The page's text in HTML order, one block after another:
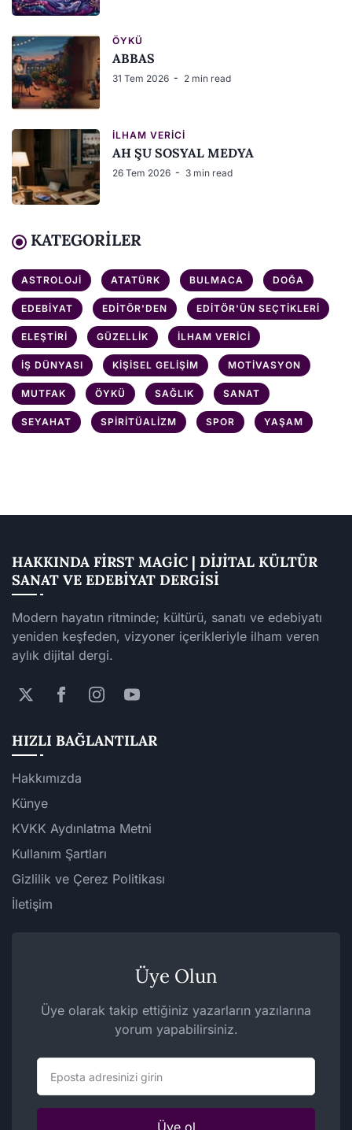
ÖYKÜ
ABBAS
31 Tem 2026 2 min read
İLHAM VERICI
AH ŞU SOSYAL MEDYA
26 Tem 2026 3 min read
KATEGORILER
ASTROLOJI ATATÜRK BULMACA DOĞA
EDEBIYAT EDITÖR'DEN EDITÖR'ÜN SEÇTIKLERI
ELEŞTIRI GÜZELLIK İLHAM VERICI
İŞ DÜNYASI KIŞISEL GELIŞIM MOTIVASYON
MUTFAK ÖYKÜ SAĞLIK SANAT
SEYAHAT SPIRITÜALIZM SPOR YAŞAM
HAKKINDA FIRST MAGIC | DIJITAL KÜLTÜR
SANAT VE EDEBIYAT DERGISI
Modern hayatın ritminde; kültürü, sanatı ve edebiyatı
yeniden keşfeden, vizyoner içerikleriyle ilham veren
aylık dijital dergi.
HIZLI BAĞLANTILAR
Hakkımızda
Künye
KVKK Aydınlatma Metni
Kullanım Şartları
Gizlilik ve Çerez Politikası
İletişim
Üye Olun
Üye olarak takip ettiğiniz yazarların yazılarına
yorum yapabilirsiniz.
Üye ol